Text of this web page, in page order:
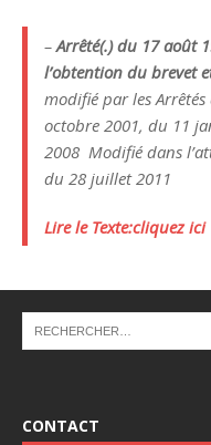
–Arrêté(.) du 17 août
l’obtention du brevet
modifié par les
octobre 2001, du 11
2008 Modifié dans
du 28 juillet 2011
Lire le Texte:cliquez ici
CONTACT